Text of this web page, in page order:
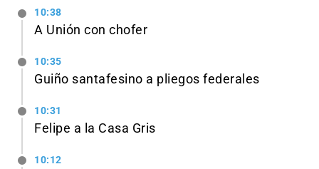
10:38
A Unión con chofer
10:35
Guiño santafesino a pliegos federales
10:31
Felipe a la Casa Gris
10:12